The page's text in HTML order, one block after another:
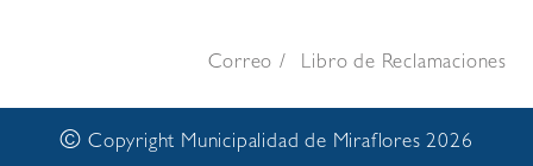
Correo Libro de Reclamaciones
© Copyright Municipalidad de Miraflores 2026